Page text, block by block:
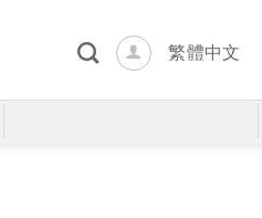
繁體中文